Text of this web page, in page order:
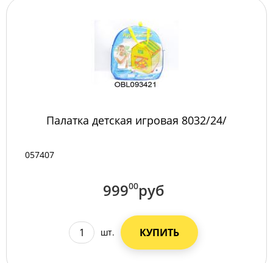
Палатка детская игровая 8032/24/
057407
99900руб
шт. КУПИТЬ